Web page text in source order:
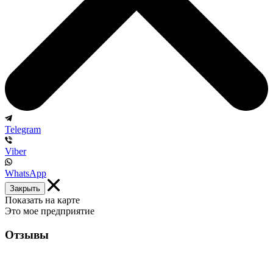
Telegram
Viber
WhatsApp
Закрыть
Показать на карте
Это мое предприятие
Отзывы